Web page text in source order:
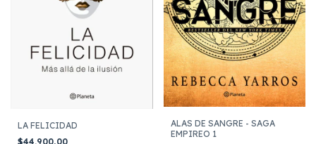
LA FELICIDAD
$44.900,00
ALAS DE SANGRE - SAGA
EMPIREO 1